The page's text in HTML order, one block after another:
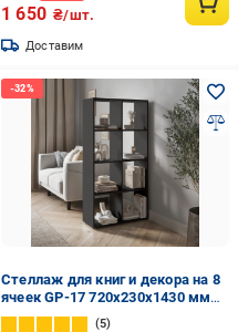
1 650 ₴/шт.
Доставим
Стеллаж для книг и декора на 8
ячеек GP-17 720х230х1430 мм
Антрацит
5